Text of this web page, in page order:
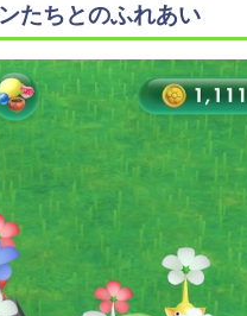
たちとのふれあい